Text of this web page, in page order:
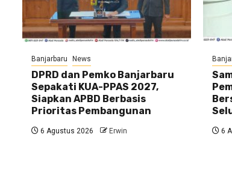
Banjarbaru News
DPRD dan Pemko Banjarbaru
Sepakati KUA-PPAS 2027,
Siapkan APBD Berbasis
Prioritas Pembangunan
6 Agustus 2026 Erwin 6